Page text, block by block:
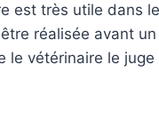
est très utile dans
réalisée avant
le vétérinaire le juge